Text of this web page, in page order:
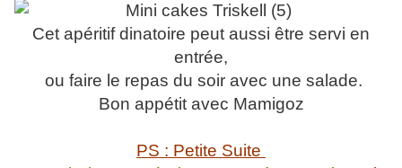
Cet apéritif dinatoire peut aussi être servi en
entrée,
ou faire le repas du soir avec une salade.
Bon appétit avec Mamigoz
PS : Petite Suite